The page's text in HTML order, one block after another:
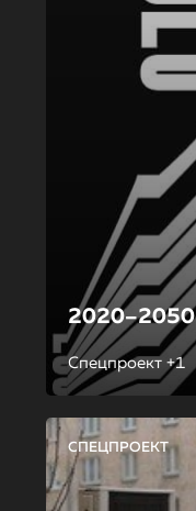
2020–2050
Спецпроект +1
СПЕЦПРОЕКТ